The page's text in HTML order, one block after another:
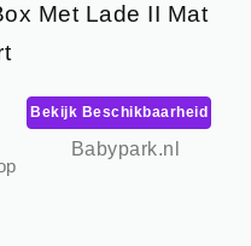
Met Lade II Mat
Bekijk Beschikbaarheid
Babypark.nl